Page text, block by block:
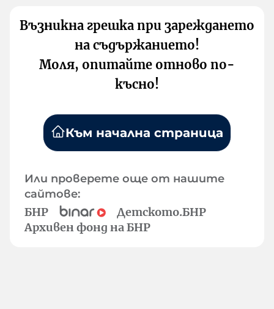
Възникна грешка при зареждането
на съдържанието!
Моля, опитайте отново по-
късно!
Към начална страница
Или проверете още от нашите
сайтове:
БНР
Детското.БНР
Архивен фонд на БНР